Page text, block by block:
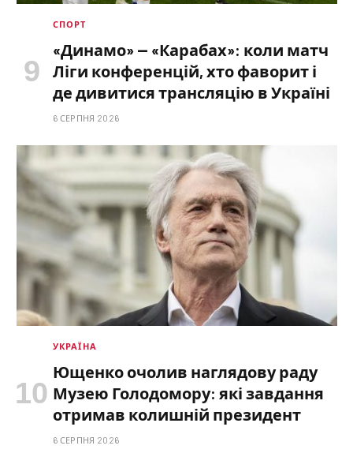
СПОРТ
«Динамо» — «Карабах»: коли матч
Ліги конференцій, хто фаворит і
де дивитися трансляцію в Україні
6 СЕРПНЯ 2026
УКРАЇНА
Ющенко очолив наглядову раду
Музею Голодомору: які завдання
отримав колишній президент
6 СЕРПНЯ 2026